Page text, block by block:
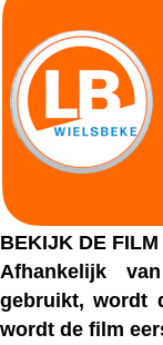
BEKIJK DE
Afhankelijk
gebruikt, wordt
wordt de film